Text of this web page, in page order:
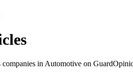
in Automotive on